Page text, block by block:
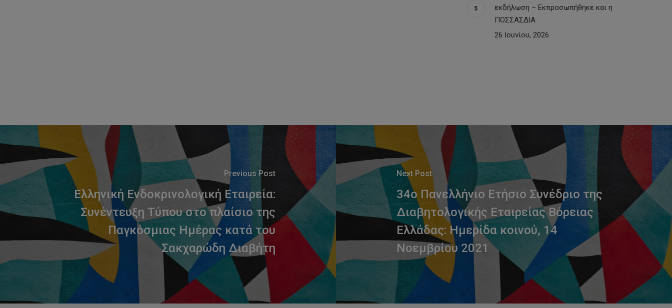
εκδήλωση – Εκπροσωπήθηκε και η
ΠΟΣΣΑΣΔΙΑ
26 Ιουνίου, 2026
Previous Post
Ελληνική Ενδοκρινολογική Εταιρεία:
Συνέντευξη Τύπου στο πλαίσιο της
Παγκόσμιας Ημέρας κατά του
Σακχαρώδη Διαβήτη
Next Post
34o Πανελλήνιο Ετήσιο Συνέδριο της
Διαβητολογικής Εταιρείας Βόρειας
Ελλάδας: Ημερίδα κοινού, 14
Νοεμβρίου 2021